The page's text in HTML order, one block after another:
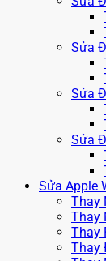
Sửa
Sửa
Sửa
Sửa Apple
Thay
Thay
Thay
Thay